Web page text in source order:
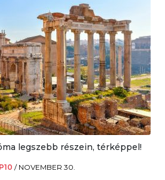
legszebb részein, térképpel!
/ NOVEMBER 30.